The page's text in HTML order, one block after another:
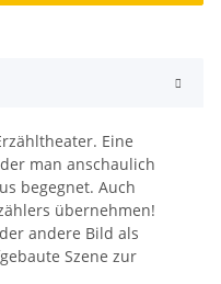
Eine
man anschaulich
begegnet. Auch
übernehmen!
andere Bild als
Szene zur